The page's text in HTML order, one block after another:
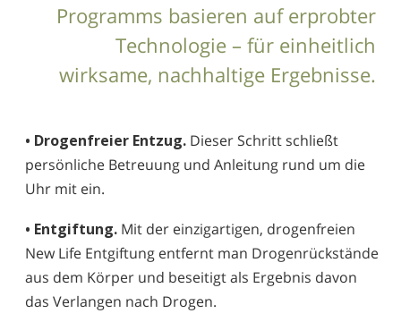
Programms basieren auf erprobter
Technologie – für einheitlich
wirksame, nachhaltige Ergebnisse.
• Drogenfreier Entzug. Dieser Schritt schließt
persönliche Betreuung und Anleitung rund um die
Uhr mit ein.
• Entgiftung. Mit der einzigartigen, drogenfreien
New Life Entgiftung entfernt man Drogenrückstände
aus dem Körper und beseitigt als Ergebnis davon
das Verlangen nach Drogen.